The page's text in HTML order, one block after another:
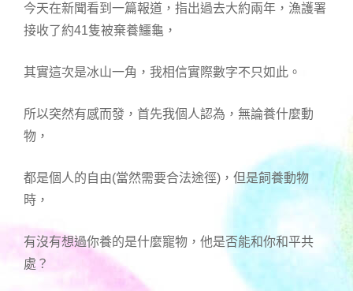
今天在新聞看到一篇報道，指出過去大約兩年，漁護署
接收了約41隻被棄養鱷龜，
其實這次是冰山一角，我相信實際數字不只如此。
所以突然有感而發，首先我個人認為，無論養什麼動
物，
都是個人的自由(當然需要合法途徑)，但是飼養動物
時，
有沒有想過你養的是什麼寵物，他是否能和你和平共
處？